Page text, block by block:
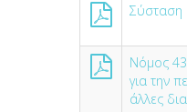
Σύσταση
Νόμος
για την
άλλες